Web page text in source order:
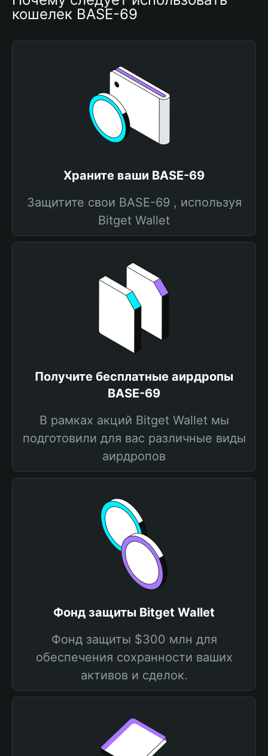
кошелек BASE-69
Храните ваши BASE-69
Защитите свои BASE-69 , используя
Bitget Wallet
Получите бесплатные аирдропы
BASE-69
В рамках акций Bitget Wallet мы
подготовили для вас различные виды
аирдропов
Фонд защиты Bitget Wallet
Фонд защиты $300 млн для
обеспечения сохранности ваших
активов и сделок.